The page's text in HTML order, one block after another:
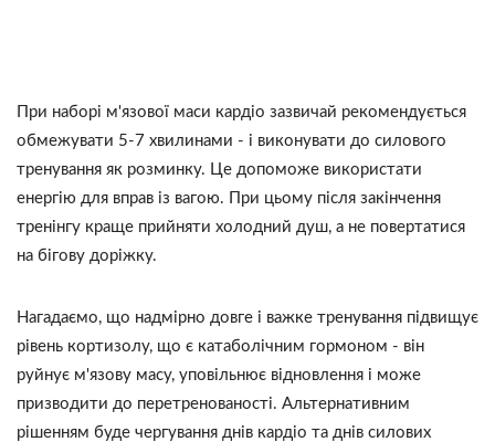
При наборі м'язової маси кардіо зазвичай рекомендується
обмежувати 5-7 хвилинами - і виконувати до силового
тренування як розминку. Це допоможе використати
енергію для вправ із вагою. При цьому після закінчення
тренінгу краще прийняти холодний душ, а не повертатися
на бігову доріжку.
Нагадаємо, що надмірно довге і важке тренування підвищує
рівень кортизолу, що є катаболічним гормоном - він
руйнує м'язову масу, уповільнює відновлення і може
призводити до перетренованості. Альтернативним
рішенням буде чергування днів кардіо та днів силових